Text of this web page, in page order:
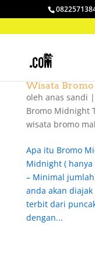
Wisata
oleh anas sandi |
Bromo Midnight
wisata bromo
Apa itu Bromo
Midnight (
– Minimal
anda akan
terbit dari
dengan...